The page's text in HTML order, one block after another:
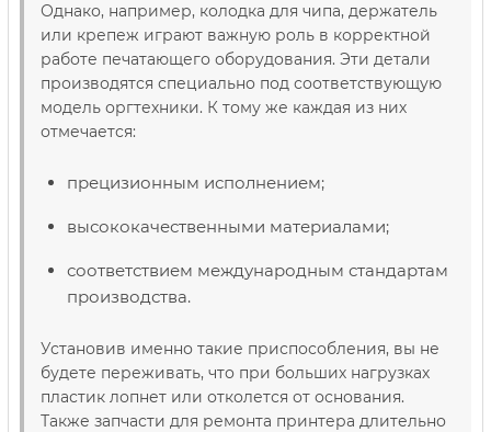
Однако, например, колодка для чипа, держатель
или крепеж играют важную роль в корректной
работе печатающего оборудования. Эти детали
производятся специально под соответствующую
модель оргтехники. К тому же каждая из них
отмечается:
прецизионным исполнением;
высококачественными материалами;
соответствием международным стандартам
производства.
Установив именно такие приспособления, вы не
будете переживать, что при больших нагрузках
пластик лопнет или отколется от основания.
Также запчасти для ремонта принтера длительно